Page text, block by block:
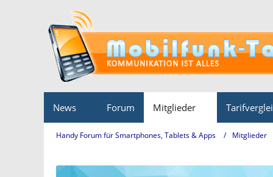
News Forum Mitglieder
Handy Forum für Smartphones, Tablets & Apps Mitglieder